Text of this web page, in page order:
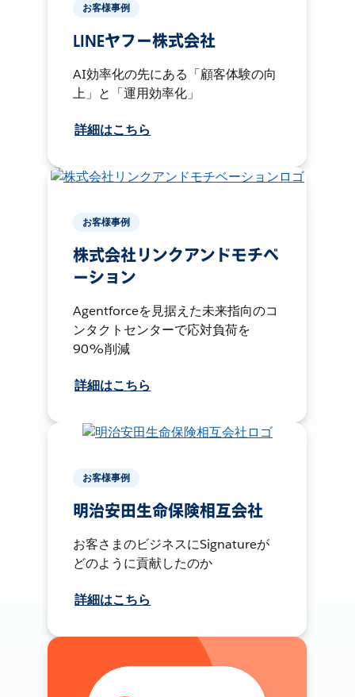
お客様事例
LINEヤフー株式会社
AI効率化の先にある「顧客体験の向
上」と「運用効率化」
詳細はこちら
お客様事例
株式会社リンクアンドモチベ
ーション
Agentforceを見据えた未来指向のコ
ンタクトセンターで応対負荷を
90%削減
詳細はこちら
お客様事例
明治安田生命保険相互会社
お客さまのビジネスにSignatureが
どのように貢献したのか
詳細はこちら